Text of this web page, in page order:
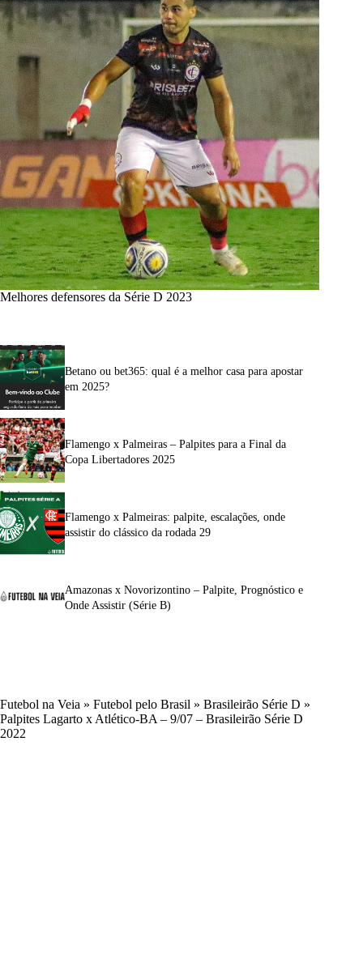
Melhores defensores da Série D 2023
Betano ou bet365: qual é a melhor casa para apostar
em 2025?
Flamengo x Palmeiras – Palpites para a Final da
Copa Libertadores 2025
Flamengo x Palmeiras: palpite, escalações, onde
assistir do clássico da rodada 29
Amazonas x Novorizontino – Palpite, Prognóstico e
Onde Assistir (Série B)
Futebol na Veia » Futebol pelo Brasil » Brasileirão Série D »
Palpites Lagarto x Atlético-BA – 9/07 – Brasileirão Série D
2022